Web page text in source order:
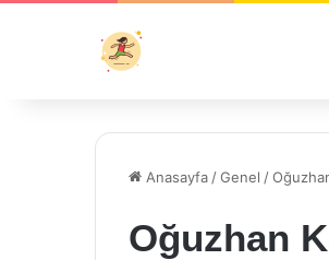
Anasayfa /Genel /
Oğuzhan